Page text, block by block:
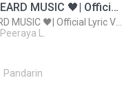
ไม่มีใครรู้ตัวเรา– UNHEARD MUSIC 🖤| Official Lyric Video | เพลงสู้ชีวิต
Peeraya L.
Pandarin